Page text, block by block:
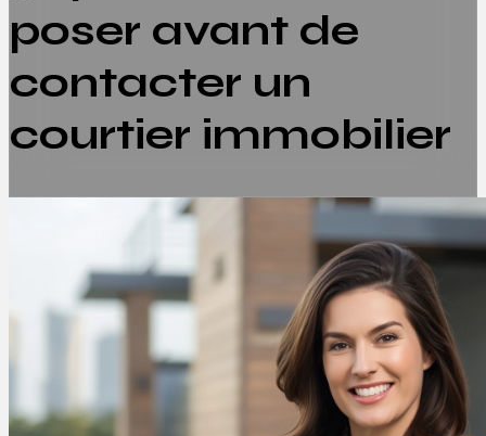
poser avant de
contacter un
courtier immobilier